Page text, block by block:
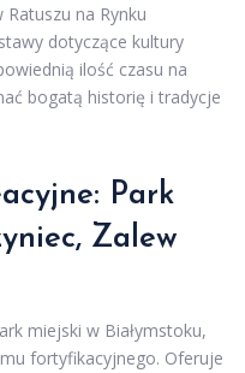
na Rynku
dotyczące kultury
ilość czasu na
bogatą historię i tradycje
Park
Zalew
miejski w Białymstoku,
fortyfikacyjnego. Oferuje